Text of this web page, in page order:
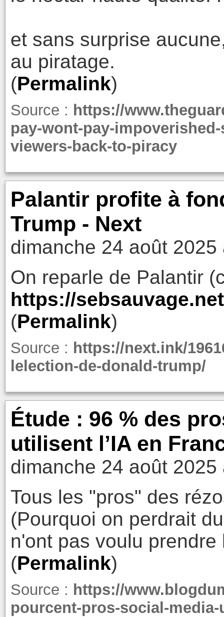
et sans surprise
au piratage.
(Permalink)
Source : https://
pay-wont-pay-
viewers-back-to-piracy
Palantir profite à
Trump - Next
dimanche 24 août 2025
On reparle de Palantir
https://
(Permalink)
Source : https://next.ink/
lelection-de-donald-trump/
Étude : 96 % des
utilisent l’IA en
dimanche 24 août 2025
Tous les "pros" des
(Pourquoi on perdrait
n'ont pas voulu
(Permalink)
Source : https://
pourcent-pros-social-